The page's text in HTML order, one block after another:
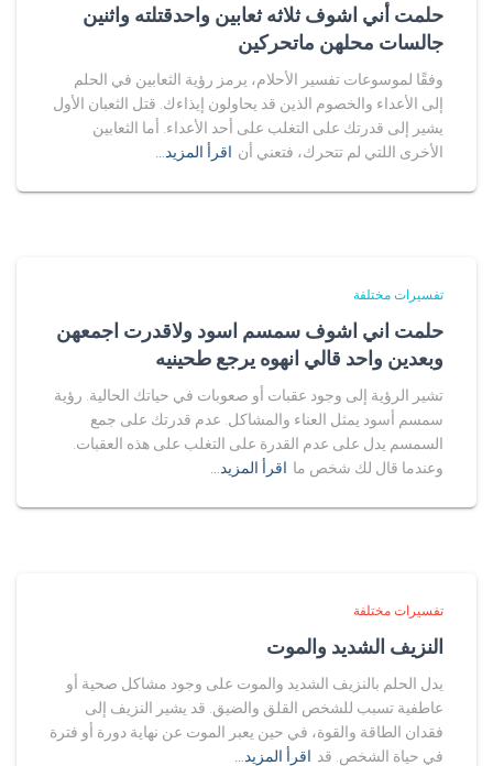
حلمت أني اشوف ثلاثه ثعابين واحدقتلته واثنين
جالسات محلهن ماتحركين
وفقًا لموسوعات تفسير الأحلام، يرمز رؤية الثعابين في الحلم
إلى الأعداء والخصوم الذين قد يحاولون إيذاءك. قتل الثعبان الأول
يشير إلى قدرتك على التغلب على أحد الأعداء. أما الثعابين
الأخرى اللتي لم تتحرك، فتعني أن اقرأ المزيد…
تفسيرات مختلفة
حلمت اني اشوف سمسم اسود ولاقدرت اجمعهن
وبعدين واحد قالي انهوه يرجع طحينيه
تشير الرؤية إلى وجود عقبات أو صعوبات في حياتك الحالية. رؤية
سمسم أسود يمثل العناء والمشاكل. عدم قدرتك على جمع
السمسم يدل على عدم القدرة على التغلب على هذه العقبات.
وعندما قال لك شخص ما اقرأ المزيد…
تفسيرات مختلفة
النزيف الشديد والموت
يدل الحلم بالنزيف الشديد والموت على وجود مشاكل صحية أو
عاطفية تسبب للشخص القلق والضيق. قد يشير النزيف إلى
فقدان الطاقة والقوة، في حين يعبر الموت عن نهاية دورة أو فترة
في حياة الشخص. قد اقرأ المزيد…